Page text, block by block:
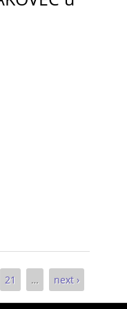
21 …
next ›